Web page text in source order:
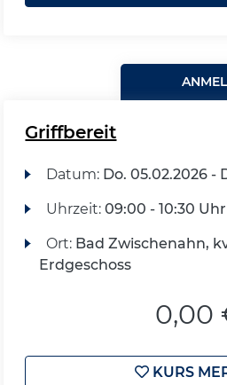
Griffbereit
Datum: Do. 05.02.2026 -
Uhrzeit: 09:00 - 10:30 Uhr
Ort: Bad Zwischenahn,
Erdgeschoss
0,00
KURS